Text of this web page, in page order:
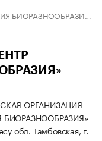
АНО «НАЦИОНАЛЬНЫЙ ЦЕНТР СОХРАНЕНИЯ БИОРАЗНООБРАЗИЯ»
ОРГАНИЗАЦИЯ
обл. Тамбовская, г.